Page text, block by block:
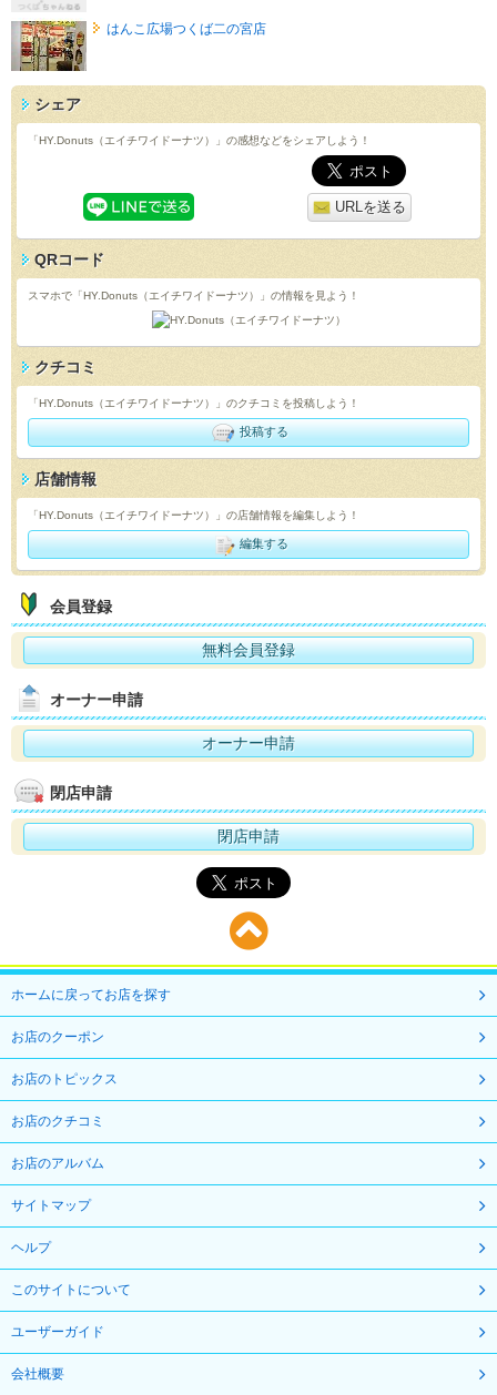
はんこ広場つくば二の宮店
シェア
「HY.Donuts（エイチワイドーナツ）」の感想などをシェアしよう！
URLを送る
QRコード
スマホで「HY.Donuts（エイチワイドーナツ）」の情報を見よう！
クチコミ
「HY.Donuts（エイチワイドーナツ）」のクチコミを投稿しよう！
投稿する
店舗情報
「HY.Donuts（エイチワイドーナツ）」の店舗情報を編集しよう！
編集する
会員登録
無料会員登録
オーナー申請
オーナー申請
閉店申請
閉店申請
ホームに戻ってお店を探す
お店のクーポン
お店のトピックス
お店のクチコミ
お店のアルバム
サイトマップ
ヘルプ
このサイトについて
ユーザーガイド
会社概要